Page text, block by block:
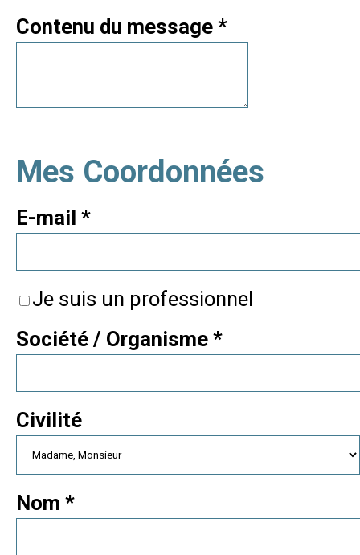
Contenu du message *
Mes Coordonnées
E-mail *
Je suis un professionnel
Société / Organisme *
Civilité
Nom *